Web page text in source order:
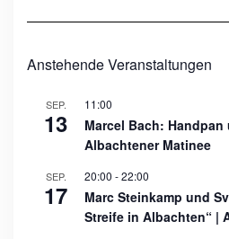
Anstehende Veranstaltungen
SEP.
13
11:00
Marcel Bach:
Albachtener Matinee
SEP.
17
20:00 -22:00
Marc Steinkamp und
Streife in Albachten“ |